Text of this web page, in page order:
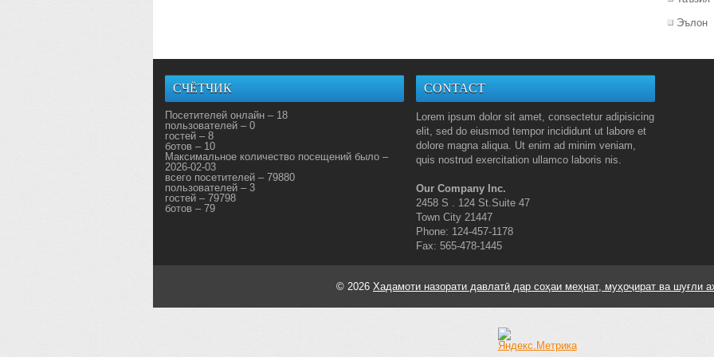
Эълон
СЧЁТЧИК
Посетителей онлайн – 18
пользователей – 0
гостей – 8
ботов – 10
Максимальное количество посещений было –
2026-02-03
всего посетителей – 79880
пользователей – 3
гостей – 79798
ботов – 79
CONTACT
Lorem ipsum dolor sit amet, consectetur adipisicing
elit, sed do eiusmod tempor incididunt ut labore et
dolore magna aliqua. Ut enim ad minim veniam,
quis nostrud exercitation ullamco laboris nis.
Our Company Inc.
2458 S . 124 St.Suite 47
Town City 21447
Phone: 124-457-1178
Fax: 565-478-1445
© 2026 Хадамоти назорати давлатӣ дар соҳаи меҳнат, муҳоҷират ва шуғли